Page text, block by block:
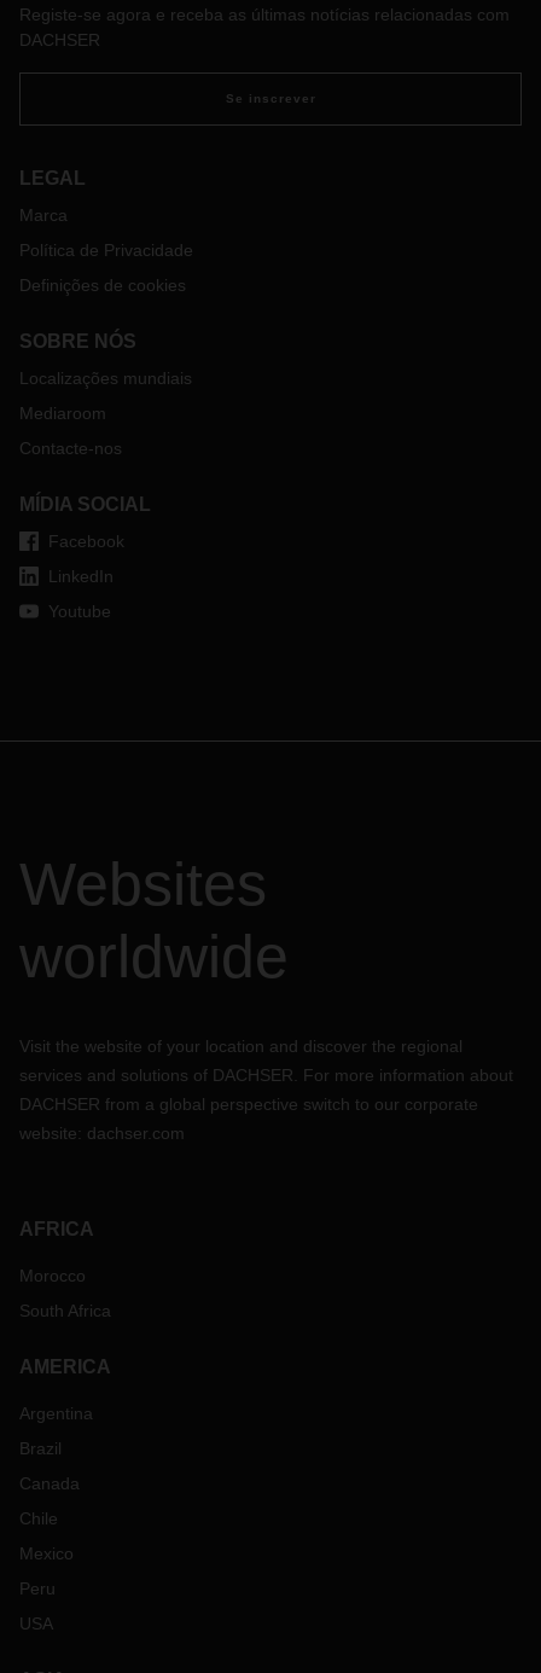
Registe-se agora e receba as últimas notícias relacionadas com
DACHSER
Se inscrever
LEGAL
Marca
Política de Privacidade
Definições de cookies
SOBRE NÓS
Localizações mundiais
Mediaroom
Contacte-nos
MÍDIA SOCIAL
Facebook
LinkedIn
Youtube
Websites
worldwide
Visit the website of your location and discover the regional
services and solutions of DACHSER. For more information about
DACHSER from a global perspective switch to our corporate
website: dachser.com
AFRICA
Morocco
South Africa
AMERICA
Argentina
Brazil
Canada
Chile
Mexico
Peru
USA